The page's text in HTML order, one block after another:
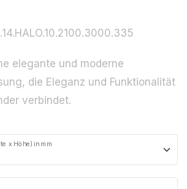
elegante und moderne
die Eleganz und Funktionalität
verbindet.
x Höhe) in mm